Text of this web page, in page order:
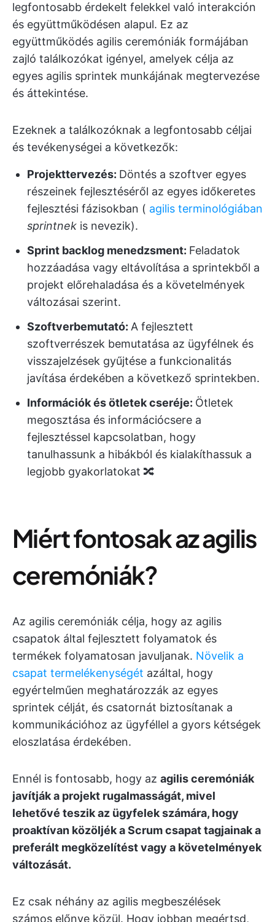
legfontosabb érdekelt felekkel való interakción
és együttműködésen alapul. Ez az
együttműködés agilis ceremóniák formájában
zajló találkozókat igényel, amelyek célja az
egyes agilis sprintek munkájának megtervezése
és áttekintése.
Ezeknek a találkozóknak a legfontosabb céljai
és tevékenységei a következők:
Projekttervezés: Döntés a szoftver egyes
részeinek fejlesztéséről az egyes időkeretes
fejlesztési fázisokban ( agilis terminológiában
sprintnek is nevezik).
Sprint backlog menedzsment: Feladatok
hozzáadása vagy eltávolítása a sprintekből a
projekt előrehaladása és a követelmények
változásai szerint.
Szoftverbemutató: A fejlesztett
szoftverrészek bemutatása az ügyfélnek és
visszajelzések gyűjtése a funkcionalitás
javítása érdekében a következő sprintekben.
Információk és ötletek cseréje: Ötletek
megosztása és információcsere a
fejlesztéssel kapcsolatban, hogy
tanulhassunk a hibákból és kialakíthassuk a
legjobb gyakorlatokat 🔀
Miért fontosak az agilis
ceremóniák?
Az agilis ceremóniák célja, hogy az agilis
csapatok által fejlesztett folyamatok és
termékek folyamatosan javuljanak. Növelik a
csapat termelékenységét azáltal, hogy
egyértelműen meghatározzák az egyes
sprintek célját, és csatornát biztosítanak a
kommunikációhoz az ügyféllel a gyors kétségek
eloszlatása érdekében.
Ennél is fontosabb, hogy az agilis ceremóniák
javítják a projekt rugalmasságát, mivel
lehetővé teszik az ügyfelek számára, hogy
proaktívan közöljék a Scrum csapat tagjainak a
preferált megközelítést vagy a követelmények
változását.
Ez csak néhány az agilis megbeszélések
számos előnye közül. Hogy jobban megértsd,